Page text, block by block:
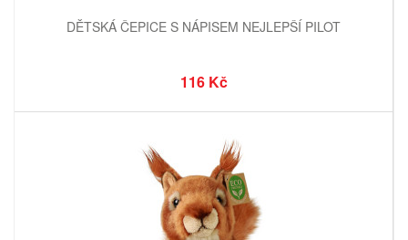
DĚTSKÁ ČEPICE S NÁPISEM NEJLEPŠÍ PILOT
116 Kč